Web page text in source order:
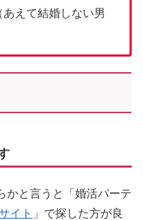
えて結婚しない男
かと言うと「婚活パーテ
イト 」で探した方が良